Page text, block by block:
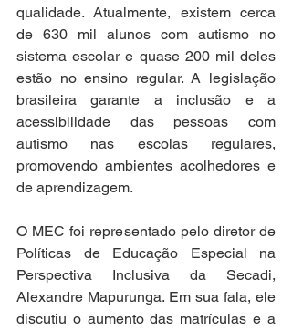
qualidade. Atualmente, existem cerca
de 630 mil alunos com autismo no
sistema escolar e quase 200 mil deles
estão no ensino regular. A legislação
brasileira garante a inclusão e a
acessibilidade das pessoas com
autismo nas escolas regulares,
promovendo ambientes acolhedores e
de aprendizagem.
O MEC foi representado pelo diretor de
Políticas de Educação Especial na
Perspectiva Inclusiva da Secadi,
Alexandre Mapurunga. Em sua fala, ele
discutiu o aumento das matrículas e a